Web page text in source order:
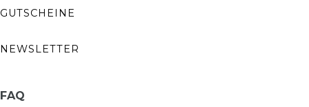
GUTSCHEINE
NEWSLETTER
FAQ